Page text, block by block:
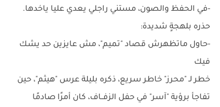
-في الحفظ والصون، مستني راجلي يعدي عليا ياخدها.
حذره بلهجةٍ شديدة:
-حاول ماتظهرش قصاد "تميم"، مش عايزين حد يشك
فيك
خطر لـ "محرز" خاطر سريع، ذكره بليلة عرس "هيثم"، حين
تفاجأ برؤية "آسر" في حفل الزفــاف، كان أمرًا صادمًا